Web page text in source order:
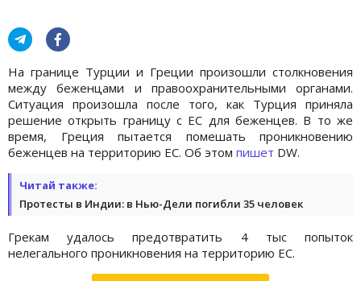
На границе Турции и Греции произошли столкновения
между беженцами и правоохранительными органами.
Ситуация произошла после того, как Турция приняла
решение открыть границу с ЕС для беженцев. В то же
время, Греция пытается помешать проникновению
беженцев на территорию ЕС. Об этом пишет DW.
Читай также:
Протесты в Индии: в Нью-Дели погибли 35 человек
Грекам удалось предотвратить 4 тыс попыток
нелегального проникновения на территорию ЕС.